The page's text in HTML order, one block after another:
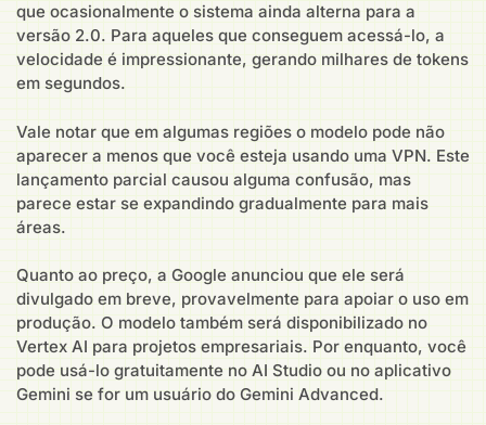
que ocasionalmente o sistema ainda alterna para a
versão 2.0. Para aqueles que conseguem acessá-lo, a
velocidade é impressionante, gerando milhares de tokens
em segundos.
Vale notar que em algumas regiões o modelo pode não
aparecer a menos que você esteja usando uma VPN. Este
lançamento parcial causou alguma confusão, mas
parece estar se expandindo gradualmente para mais
áreas.
Quanto ao preço, a Google anunciou que ele será
divulgado em breve, provavelmente para apoiar o uso em
produção. O modelo também será disponibilizado no
Vertex AI para projetos empresariais. Por enquanto, você
pode usá-lo gratuitamente no AI Studio ou no aplicativo
Gemini se for um usuário do Gemini Advanced.